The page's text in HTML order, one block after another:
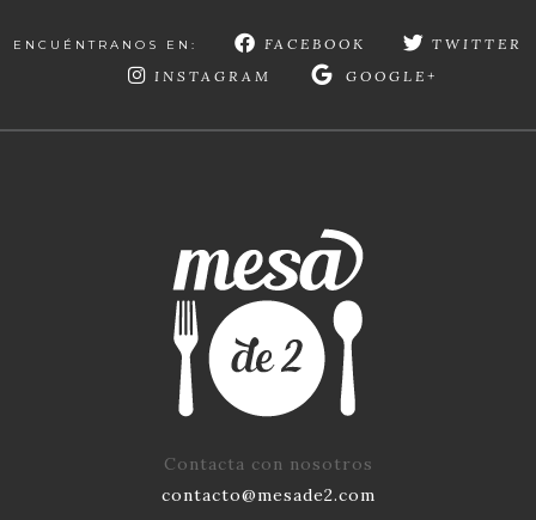
ENCUÉNTRANOS EN: FACEBOOK
TWITTER
INSTAGRAM
GOOGLE+
Contacta con nosotros
contacto@mesade2.com